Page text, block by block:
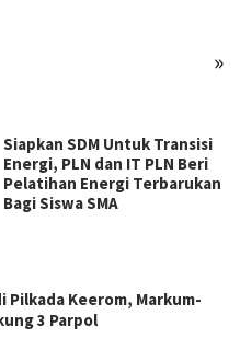
»
Siapkan SDM Untuk Transisi
Energi, PLN dan IT PLN Beri
Pelatihan Energi Terbarukan
Bagi Siswa SMA
Pilkada Keerom, Markum-
3 Parpol